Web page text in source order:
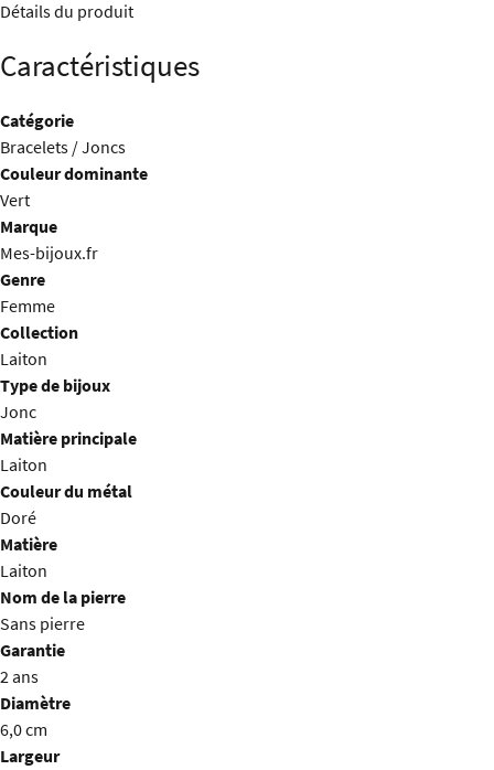
Détails du produit
Caractéristiques
Catégorie
Bracelets / Joncs
Couleur dominante
Vert
Marque
Mes-bijoux.fr
Genre
Femme
Collection
Laiton
Type de bijoux
Jonc
Matière principale
Laiton
Couleur du métal
Doré
Matière
Laiton
Nom de la pierre
Sans pierre
Garantie
2 ans
Diamètre
6,0 cm
Largeur